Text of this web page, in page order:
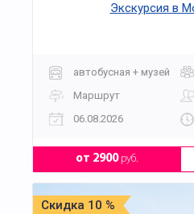
Экскурсия в
автобусная + музей
Маршрут
06.08.2026
от 2900руб.
Скидка 10 %